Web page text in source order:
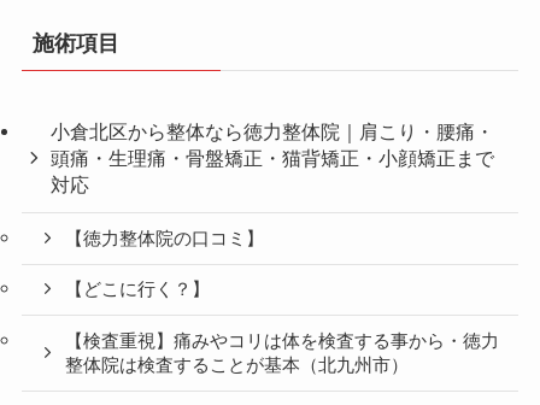
施術項目
小倉北区から整体なら徳力整体院｜肩こり・腰痛・
頭痛・生理痛・骨盤矯正・猫背矯正・小顔矯正まで
対応
【徳力整体院の口コミ】
【どこに行く？】
【検査重視】痛みやコリは体を検査する事から・徳力
整体院は検査することが基本（北九州市）